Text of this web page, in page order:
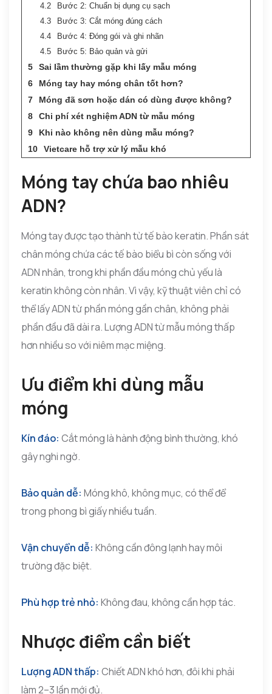
Bước 2: Chuẩn bị dụng cụ sạch
Bước 3: Cắt móng đúng cách
Bước 4: Đóng gói và ghi nhãn
Bước 5: Bảo quản và gửi
Sai lầm thường gặp khi lấy mẫu móng
Móng tay hay móng chân tốt hơn?
Móng đã sơn hoặc dán có dùng được không?
Chi phí xét nghiệm ADN từ mẫu móng
Khi nào không nên dùng mẫu móng?
Vietcare hỗ trợ xử lý mẫu khó
Móng tay chứa bao nhiêu
ADN?
Móng tay được tạo thành từ tế bào keratin. Phần sát
chân móng chứa các tế bào biểu bì còn sống với
ADN nhân, trong khi phần đầu móng chủ yếu là
keratin không còn nhân. Vì vậy, kỹ thuật viên chỉ có
thể lấy ADN từ phần móng gần chân, không phải
phần đầu đã dài ra. Lượng ADN từ mẫu móng thấp
hơn nhiều so với niêm mạc miệng.
Ưu điểm khi dùng mẫu
móng
Kín đáo: Cắt móng là hành động bình thường, khó
gây nghi ngờ.
Bảo quản dễ: Móng khô, không mục, có thể để
trong phong bì giấy nhiều tuần.
Vận chuyển dễ: Không cần đông lạnh hay môi
trường đặc biệt.
Phù hợp trẻ nhỏ: Không đau, không cần hợp tác.
Nhược điểm cần biết
Lượng ADN thấp: Chiết ADN khó hơn, đôi khi phải
làm 2–3 lần mới đủ.